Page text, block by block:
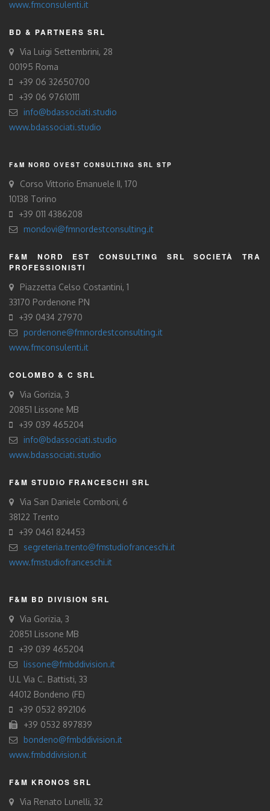
www.fmconsulenti.it
BD & PARTNERS SRL
Via Luigi Settembrini, 28
00195 Roma
+39 06 32650700
+39 06 97610111
info@bdassociati.studio
www.bdassociati.studio
F&M NORD OVEST CONSULTING SRL STP
Corso Vittorio Emanuele II, 170
10138 Torino
+39 011 4386208
mondovi@fmnordestconsulting.it
F&M NORD EST CONSULTING SRL SOCIETÀ TRA
PROFESSIONISTI
Piazzetta Celso Costantini, 1
33170 Pordenone PN
+39 0434 27970
pordenone@fmnordestconsulting.it
www.fmconsulenti.it
COLOMBO & C SRL
Via Gorizia, 3
20851 Lissone MB
+39 039 465204
info@bdassociati.studio
www.bdassociati.studio
F&M STUDIO FRANCESCHI SRL
Via San Daniele Comboni, 6
38122 Trento
+39 0461 824453
segreteria.trento@fmstudiofranceschi.it
www.fmstudiofranceschi.it
F&M BD DIVISION SRL
Via Gorizia, 3
20851 Lissone MB
+39 039 465204
lissone@fmbddivision.it
U.L Via C. Battisti, 33
44012 Bondeno (FE)
+39 0532 892106
+39 0532 897839
bondeno@fmbddivision.it
www.fmbddivision.it
F&M KRONOS SRL
Via Renato Lunelli, 32